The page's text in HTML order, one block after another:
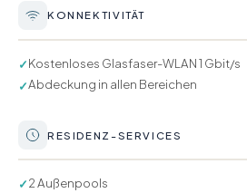
KONNEKTIVITÄT
✓Kostenloses Glasfaser-WLAN 1 Gbit/s
✓Abdeckung in allen Bereichen
RESIDENZ-SERVICES
✓2 Außenpools